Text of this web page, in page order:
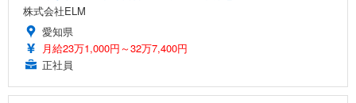
株式会社ELM
愛知県
月給23万1,000円～32万7,400円
正社員